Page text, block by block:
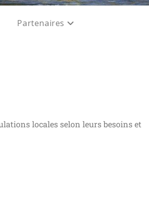
Partenaires
locales selon leurs besoins et